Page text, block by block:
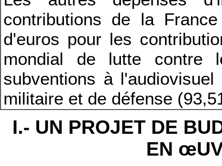
contributions de la
d'euros pour les
mondial de lutte contre
subventions à
militaire et de défense
I.- UN PROJET DE
EN